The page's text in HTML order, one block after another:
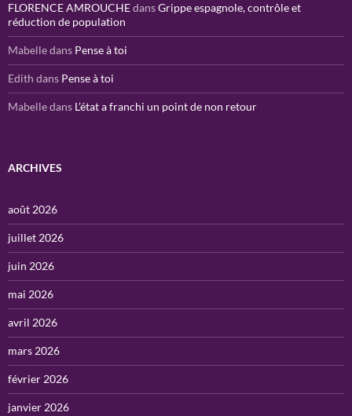
FLORENCE AMROUCHEdansGrippe espagnole, contrôle et
réduction de population
Mabelledans Pense à toi
Edith dans Pense à toi
Mabelledans L’état a franchi un point de non retour
ARCHIVES
août 2026
juillet 2026
juin 2026
mai 2026
avril 2026
mars 2026
février 2026
janvier 2026